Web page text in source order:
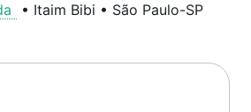
• Itaim Bibi • São Paulo-SP